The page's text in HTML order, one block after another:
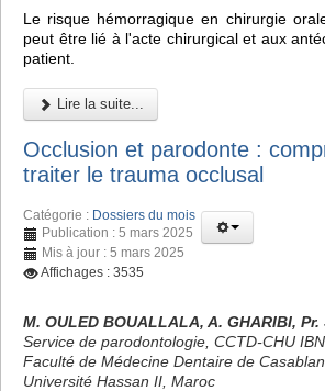
Le risque hémorragique en chirurgie
peut être lié à l'acte chirurgical et aux
patient.
Lire la suite...
Occlusion et parodonte :
traiter le trauma occlusal
Catégorie : Dossiers du mois
Publication : 5 mars 2025
Mis à jour : 5 mars 2025
Affichages : 3535
M. OULED BOUALLALA, A. GHARIBI, Pr.
Service de parodontologie, CCTD-CHU
Faculté de Médecine Dentaire de
Université Hassan II, Maroc